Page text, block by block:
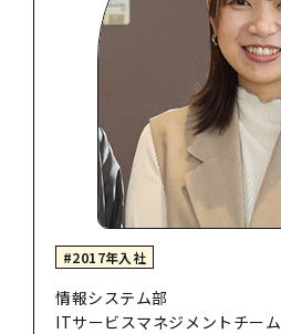
#2017年入社
情報システム部
ITサービスマネジメントチーム